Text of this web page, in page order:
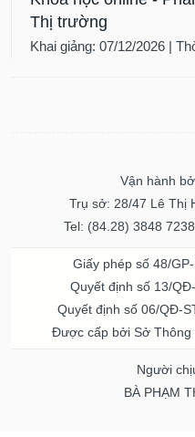
Thị trường
Khai giảng: 07/12/2026 |
Vận hành
Trụ sở: 28/47 Lê Thị
Tel: (84.28) 3848
Giấy phép số 48/
Quyết định số 13/
Quyết định số 06/QĐ-
Được cấp bởi Sở Thông
Người
BÀ PHẠM